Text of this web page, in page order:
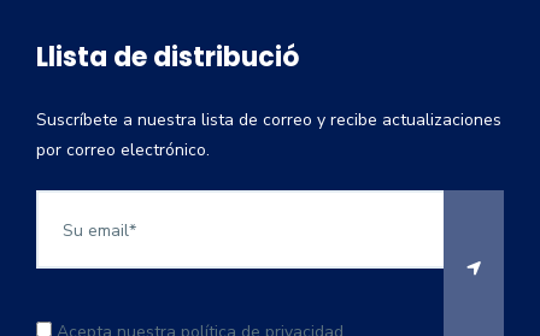
Llista de distribució
Suscríbete a nuestra lista de correo y recibe actualizaciones
por correo electrónico.